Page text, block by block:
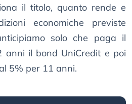
il titolo, quanto rende e
economiche previste
solo che paga il
anni il bond UniCredit e poi
5% per 11 anni.